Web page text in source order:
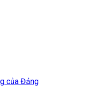
của Đảng